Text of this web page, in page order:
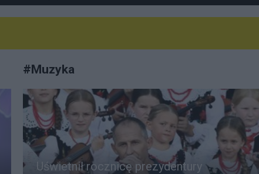
#Muzyka
Uświetnił rocznicę prezydentury